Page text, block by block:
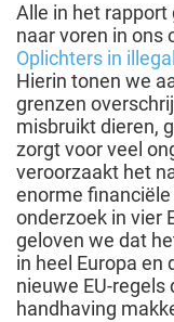
Alle in het
naar voren in ons
Oplichters in
Hierin tonen we
grenzen
misbruikt dieren,
zorgt voor veel
veroorzaakt het
enorme
onderzoek in vier
geloven we dat
in heel Europa en
nieuwe EU-
handhaving